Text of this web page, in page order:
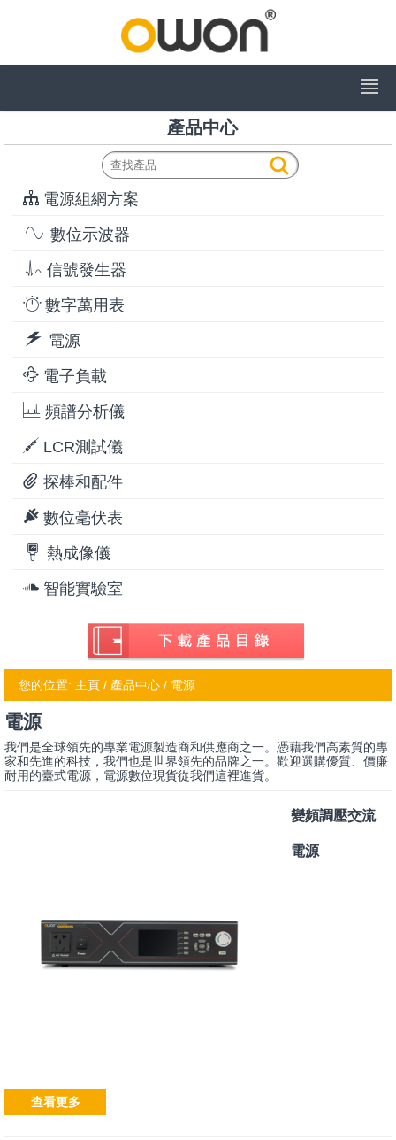
產品中心
電源組網方案
數位示波器
信號發生器
數字萬用表
電源
電子負載
頻譜分析儀
LCR測試儀
探棒和配件
數位毫伏表
熱成像儀
智能實驗室
您的位置: 主頁 / 產品中心 / 電源
電源
我們是全球領先的專業電源製造商和供應商之一。憑藉我們高素質的專
家和先進的科技，我們也是世界領先的品牌之一。歡迎選購優質、價廉
耐用的臺式電源，電源數位現貨從我們這裡進貨。
變頻調壓交流
電源
查看更多